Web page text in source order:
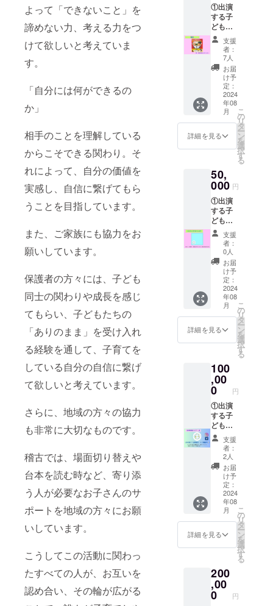
よって「できないこと」を
諦めない力、考える力をつ
けて欲しいと考えていま
す。
「自分には何ができるの
か」
相手のことを理解している
からこそできる関わり。そ
れによって、自分の価値を
実感し、自信に繋げてもら
うことを目指しています。
また、ご家族にも協力をお
願いしています。
保護者の方々には、子ども
同士の関わりや成長を感じ
てもらい、子どもたちの
「ありのまま」を受け入れ
る経験を通して、子育てを
している自分の自信に繋げ
て欲しいと考えています。
さらに、地域の方々の協力
も非常に大切なものです。
稽古では、場面切り替えや
台本を読む時など、寄り添
う人が必要なお子さんのサ
ポートを地域の方々にお願
いしています。
こうしてこの活動に関わっ
たすべての人が、お互いを
認め合い、その輪が広がる
①出演
する子
どもた
ちから
のお礼
メッ
セージ
カード
②まん
まる音
楽劇ロ
ゴシー
ル ➂ま
んまる
音楽劇
ロゴポ
カード
④黒岩
まゆ作
「ひみ
つの
らーめ
んやさ
ん」絵
本 （ま
んまる
音楽劇
のロゴ
作者）
支援
者：
7人
お届
け予
定：
2024
年08
月
詳細を見る
こ
の
リ
タ
ー
ン
を
選
択
す
る
50,
000 円
①出演
する子
どもた
ちから
のお礼
メッ
セージ
カード
②まん
まる音
楽劇ロ
ゴシー
ル ➂ま
んまる
音楽劇
ロゴポ
カード
④黒岩
まゆ作
「ひみ
つの
らーめ
んやさ
ん」絵
本 （ま
んまる
音楽劇
のロゴ
作者）
⑤まん
まる音
楽劇ロ
ゴ入り
タオル
ハンカ
チ
支援
者：
0人
お届
け予
定：
2024
年08
月
詳細を見る
こ
の
リ
タ
ー
ン
を
選
択
す
る
100
,00
0 円
①出演
する子
どもた
ちから
のお礼
メッ
セージ
カード
②まん
まる音
楽劇ロ
ゴシー
ル ➂ま
んまる
音楽劇
ロゴポ
カード
④黒岩
まゆ作
「ひみ
支援
者：
2人
お届
け予
定：
2024
年08
月
詳細を見る
こ
の
リ
タ
ー
ン
を
選
択
す
る
200
,00
0 円